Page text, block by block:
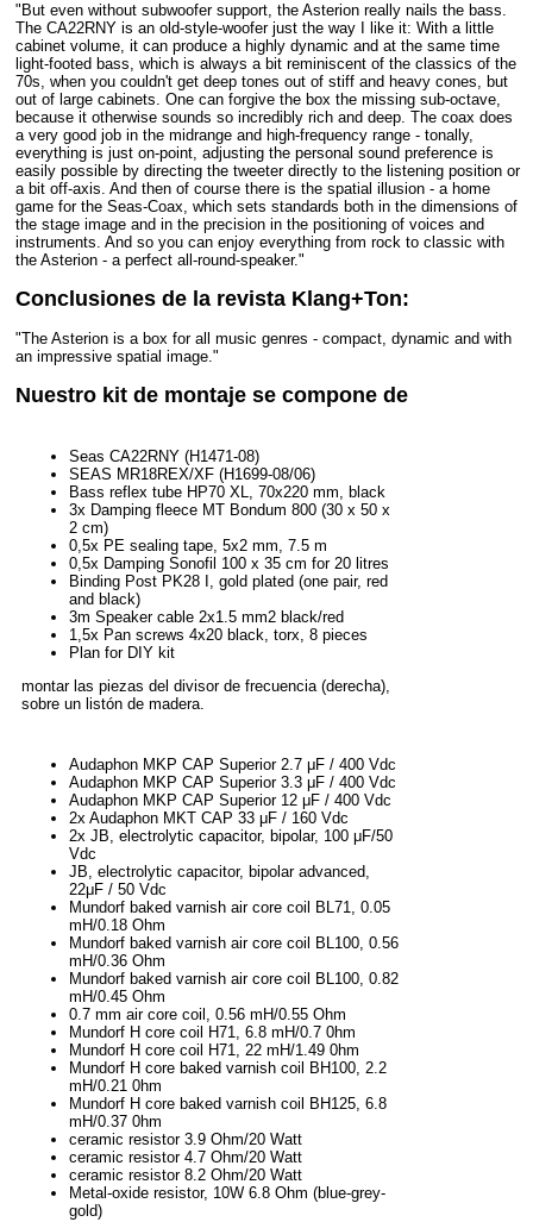
"But even without subwoofer support, the Asterion really nails the bass.
The CA22RNY is an old-style-woofer just the way I like it: With a little
cabinet volume, it can produce a highly dynamic and at the same time
light-footed bass, which is always a bit reminiscent of the classics of the
70s, when you couldn't get deep tones out of stiff and heavy cones, but
out of large cabinets. One can forgive the box the missing sub-octave,
because it otherwise sounds so incredibly rich and deep. The coax does
a very good job in the midrange and high-frequency range - tonally,
everything is just on-point, adjusting the personal sound preference is
easily possible by directing the tweeter directly to the listening position or
a bit off-axis. And then of course there is the spatial illusion - a home
game for the Seas-Coax, which sets standards both in the dimensions of
the stage image and in the precision in the positioning of voices and
instruments. And so you can enjoy everything from rock to classic with
the Asterion - a perfect all-round-speaker."
Conclusiones de la revista Klang+Ton:
"The Asterion is a box for all music genres - compact, dynamic and with
an impressive spatial image."
Nuestro kit de montaje se compone de
Seas CA22RNY (H1471-08)
SEAS MR18REX/XF (H1699-08/06)
Bass reflex tube HP70 XL, 70x220 mm, black
3x Damping fleece MT Bondum 800 (30 x 50 x
2 cm)
0,5x PE sealing tape, 5x2 mm, 7.5 m
0,5x Damping Sonofil 100 x 35 cm for 20 litres
Binding Post PK28 I, gold plated (one pair, red
and black)
3m Speaker cable 2x1.5 mm2 black/red
1,5x Pan screws 4x20 black, torx, 8 pieces
Plan for DIY kit
montar las piezas del divisor de frecuencia (derecha),
sobre un listón de madera.
Audaphon MKP CAP Superior 2.7 μF / 400 Vdc
Audaphon MKP CAP Superior 3.3 μF / 400 Vdc
Audaphon MKP CAP Superior 12 μF / 400 Vdc
2x Audaphon MKT CAP 33 μF / 160 Vdc
2x JB, electrolytic capacitor, bipolar, 100 μF/50
Vdc
JB, electrolytic capacitor, bipolar advanced,
22μF / 50 Vdc
Mundorf baked varnish air core coil BL71, 0.05
mH/0.18 Ohm
Mundorf baked varnish air core coil BL100, 0.56
mH/0.36 Ohm
Mundorf baked varnish air core coil BL100, 0.82
mH/0.45 Ohm
0.7 mm air core coil, 0.56 mH/0.55 Ohm
Mundorf H core coil H71, 6.8 mH/0.7 0hm
Mundorf H core coil H71, 22 mH/1.49 0hm
Mundorf H core baked varnish coil BH100, 2.2
mH/0.21 0hm
Mundorf H core baked varnish coil BH125, 6.8
mH/0.37 0hm
ceramic resistor 3.9 Ohm/20 Watt
ceramic resistor 4.7 Ohm/20 Watt
ceramic resistor 8.2 Ohm/20 Watt
Metal-oxide resistor, 10W 6.8 Ohm (blue-grey-
gold)